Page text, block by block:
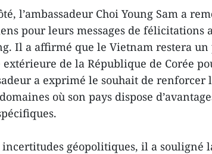
l’ambassadeur Choi Young Sam a
pour leurs messages de félicitations
Il a affirmé que le Vietnam restera
de la République de Corée
a exprimé le souhait de
où son pays dispose
incertitudes géopolitiques, il a souligné